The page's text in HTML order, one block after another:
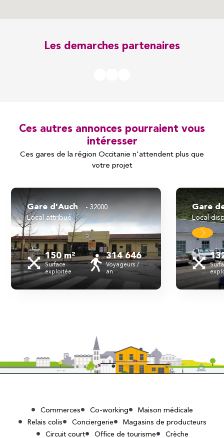
Les demarches partenaires
Ces autres annonces pourraient vous
intéresser
Ces gares de la région Occitanie n'attendent plus que
votre projet
Gare d'Auch 32000
local attribué
150 m²
Surface
exploitée
314 646
Voyageurs /
an
Gare
local
Commerces Co-working
Maison médicale
Relais colis
Conciergerie
Magasins de producteurs
Circuit court
Office de tourisme Crèche